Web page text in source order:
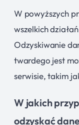
W powyższych
wszelkich
Odzyskiwanie
twardego jest
serwisie, takim
W jakich
odzyskać